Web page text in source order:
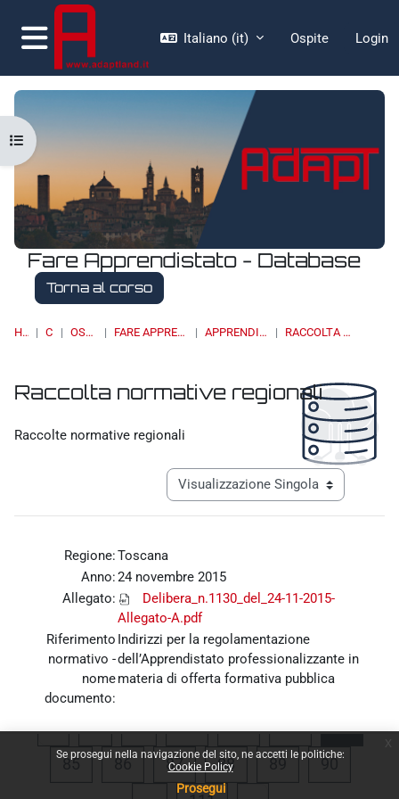
Vai al contenuto principale
Se prosegui nella navigazione del sito, ne accetti le politiche:
Cookie Policy
Prosegui
Pannello laterale
Italiano ‎(it)‎ Ospite Login
Fare Apprendistato - Database
Torna al corso
HOME CORSI OSSERVATORI FARE APPRENDISTATO - DATABASE APPRENDISTATO DI II LIVELLO RACCOLTA NORMATIVE REGIONALI
Apri indice del corso
Raccolta normative regionali
Raccolte normative regionali
Navigazione terziaria modalità
Regione:Toscana
Anno:24 novembre 2015
Allegato:
Delibera_n.1130_del_24-11-2015-
Allegato-A.pdf
Riferimento
normativo -
nome
documento:
Indirizzi per la regolamentazione
dell’Apprendistato professionalizzante in
materia di offerta formativa pubblica
« 1 … 81 82 83 84
85Pagina 85
86Pagina 86
87Pagina 87
88Pagina 88
89Pagina 89
90Pagina